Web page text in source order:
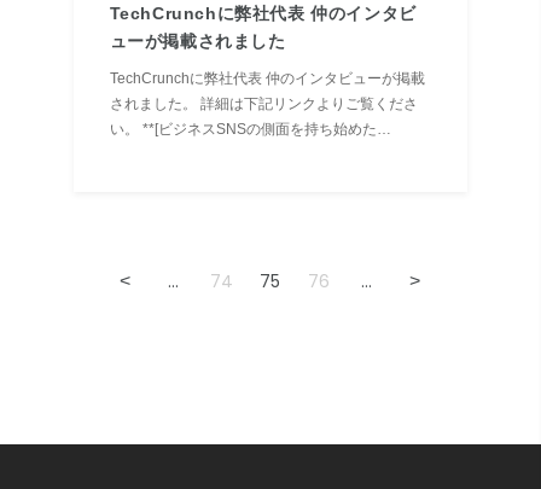
TechCrunchに弊社代表 仲のインタビ
ューが掲載されました
TechCrunchに弊社代表 仲のインタビューが掲載
されました。 詳細は下記リンクよりご覧くださ
い。 **[ビジネスSNSの側面を持ち始めた
< ... 74 75 76 ... >